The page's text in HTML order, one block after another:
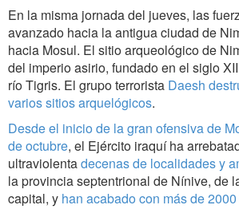
En la misma jornada del jueves, las
avanzado hacia la antigua ciudad de
hacia Mosul. El sitio arqueológico de
del imperio asirio, fundado en el siglo
río Tigris. El grupo terrorista Daesh
varios sitios arquelógicos.
Desde el inicio de la gran ofensiva de
de octubre, el Ejército iraquí ha
ultraviolentadecenas de localidades y
la provincia septentrional de Nínive, de
capital, y han acabado con más de